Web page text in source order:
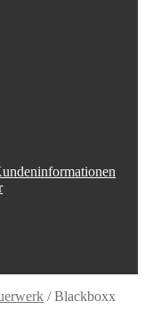
/Blackboxx